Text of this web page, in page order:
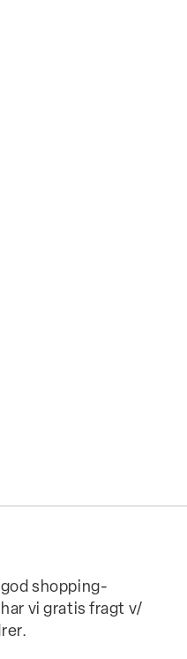
shopping-
vi gratis fragt v/